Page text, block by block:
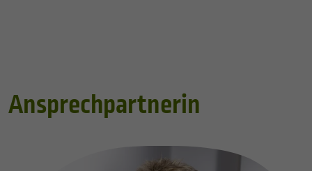
Ansprechpartnerin